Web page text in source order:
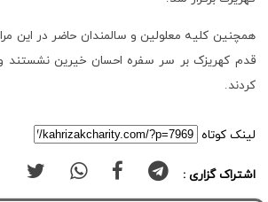
همچنین کلیه معلولین و سالمندان حاضر در این
قدم کهریزک بر سر سفره احسان خیرین نشستند و
کردند.
لینک کوتاه
اشتراک گزاری :